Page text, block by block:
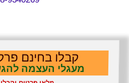
קבלו בחינם
מעגלי העצמה